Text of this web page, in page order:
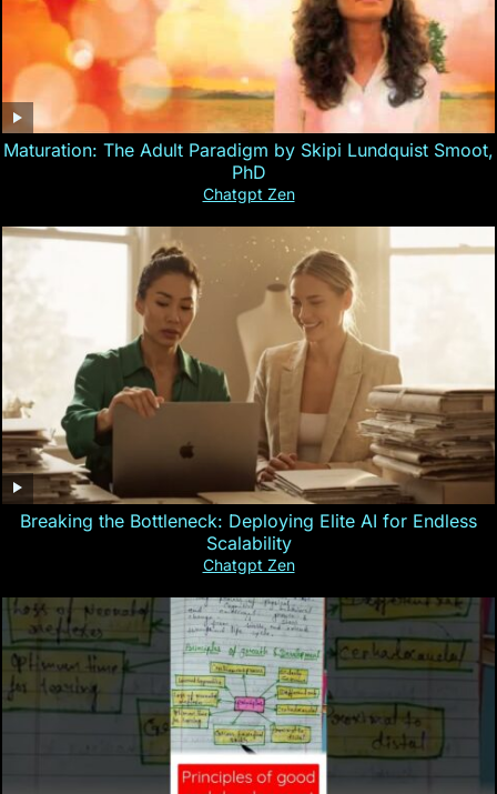
Maturation: The Adult Paradigm by Skipi Lundquist Smoot,
PhD
Chatgpt Zen
Breaking the Bottleneck: Deploying Elite AI for Endless
Scalability
Chatgpt Zen